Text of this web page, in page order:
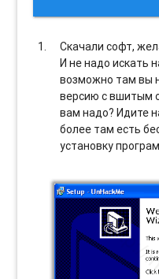
Скачали софт,
И не надо искать
возможно там вы
версию с вшитым
вам надо? Идите
более там есть
установку